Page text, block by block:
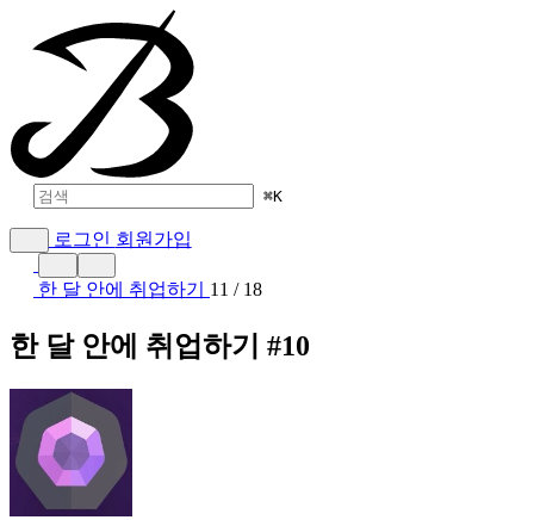
⌘K
로그인 회원가입
한 달 안에 취업하기 11 / 18
한 달 안에 취업하기 #10